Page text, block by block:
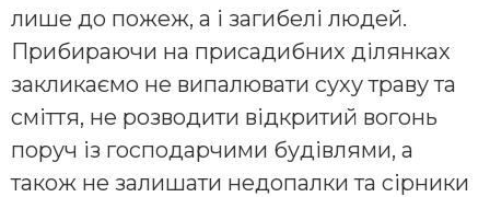
лише до пожеж, а і загибелі людей.
Прибираючи на присадибних ділянках
закликаємо не випалювати суху траву та
сміття, не розводити відкритий вогонь
поруч із господарчими будівлями, а
також не залишати недопалки та сірники